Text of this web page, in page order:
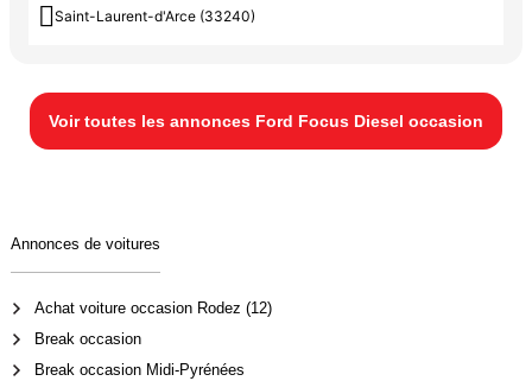
 Saint-Laurent-d'Arce (33240)
Voir toutes les annonces Ford Focus Diesel occasion
Annonces de voitures
Achat voiture occasion Rodez (12)
Break occasion
Break occasion Midi-Pyrénées